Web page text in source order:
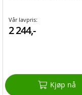
Vår lavpris:
2 244,-
Kjøp nå